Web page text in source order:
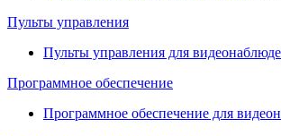
Пульты управления
Пульты управления для
Программное обеспечение
Программное обеспечение для